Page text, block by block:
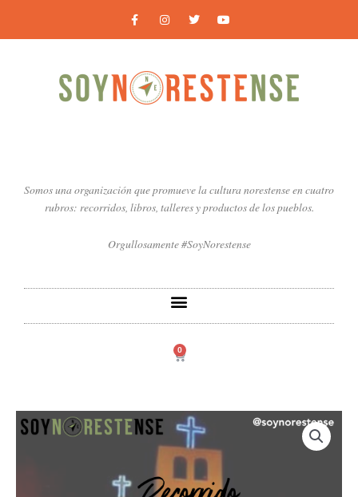
contenido
F
a
o
k
-
I
n
r
a
m
T
w
r
Y
o
e
Somos una organización que promueve la cultura norestense en cuatro
rubros: recorridos, libros, talleres y productos de los pueblos.
Orgullosamente #SoyNorestense
0
Carrito